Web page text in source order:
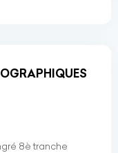
8è tranche